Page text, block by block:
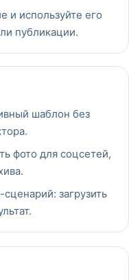
и используйте его
публикации.
шаблон без
фото для соцсетей,
загрузить